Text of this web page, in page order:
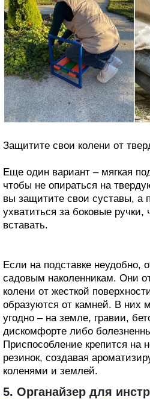
Защитите свои колени от
Еще один вариант – мягкая
чтобы не опираться на
вы защитите свои суставы, а
ухватиться за боковые
вставать.
Если на подставке неудобно,
садовым наколенникам. Они
колени от жесткой
образуются от камней. В них
угодно – на земле, гравии,
дискомфорте либо
Приспособление крепится на
резинок, создавая
коленями и землей.
5. Органайзер для